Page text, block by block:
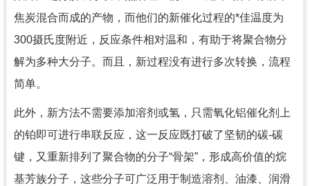
焦炭混合而成的产物，而他们的新催化过程的*佳温度为
300摄氏度附近，反应条件相对温和，有助于将聚合物分
解为多种大分子。而且，新过程没有进行多次转换，流程
简单。
此外，新方法不需要添加溶剂或氢，只需氧化铝催化剂上
的铂即可进行串联反应，这一反应既打破了坚韧的碳-碳
键，又重新排列了聚合物的分子“骨架”，形成高价值的烷
基芳族分子，这些分子可广泛用于制造溶剂、油漆、润滑